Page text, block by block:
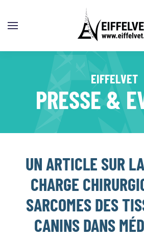
EIFFELVET
PRESSE &
UN ARTICLE SUR
CHARGE
SARCOMES DES
CANINS DANS